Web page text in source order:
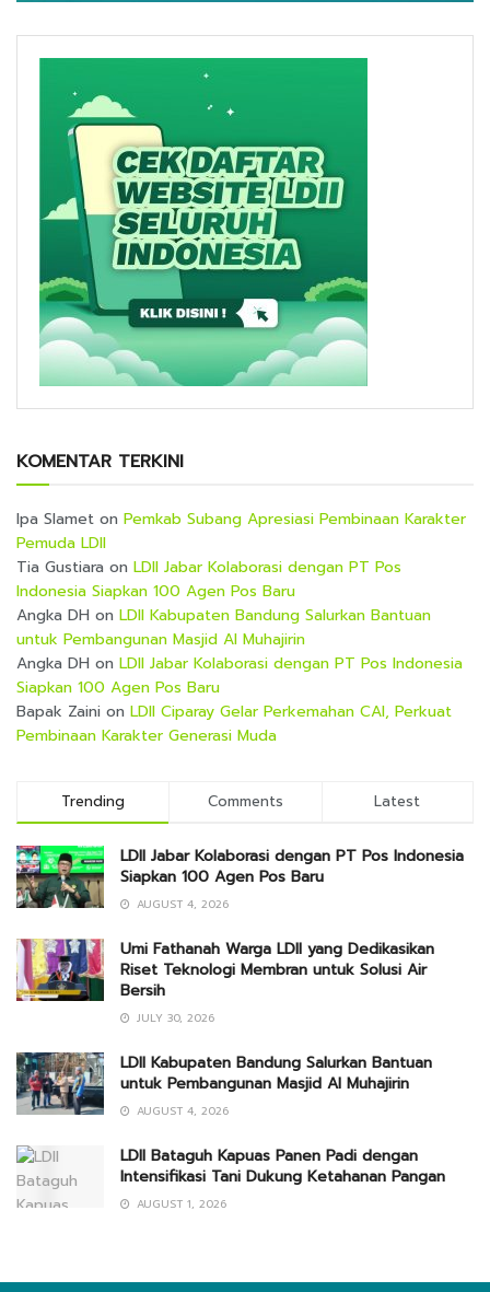
KOMENTAR TERKINI
Ipa Slamet on Pemkab Subang Apresiasi Pembinaan Karakter
Pemuda LDII
Tia Gustiara on LDII Jabar Kolaborasi dengan PT Pos
Indonesia Siapkan 100 Agen Pos Baru
Angka DH on LDII Kabupaten Bandung Salurkan Bantuan
untuk Pembangunan Masjid Al Muhajirin
Angka DH on LDII Jabar Kolaborasi dengan PT Pos Indonesia
Siapkan 100 Agen Pos Baru
Bapak Zaini on LDII Ciparay Gelar Perkemahan CAI, Perkuat
Pembinaan Karakter Generasi Muda
Trending Comments Latest
LDII Jabar Kolaborasi dengan PT Pos Indonesia
Siapkan 100 Agen Pos Baru
AUGUST 4, 2026
Umi Fathanah Warga LDII yang Dedikasikan
Riset Teknologi Membran untuk Solusi Air
Bersih
JULY 30, 2026
LDII Kabupaten Bandung Salurkan Bantuan
untuk Pembangunan Masjid Al Muhajirin
AUGUST 4, 2026
LDII Bataguh Kapuas Panen Padi dengan
Intensifikasi Tani Dukung Ketahanan Pangan
AUGUST 1, 2026